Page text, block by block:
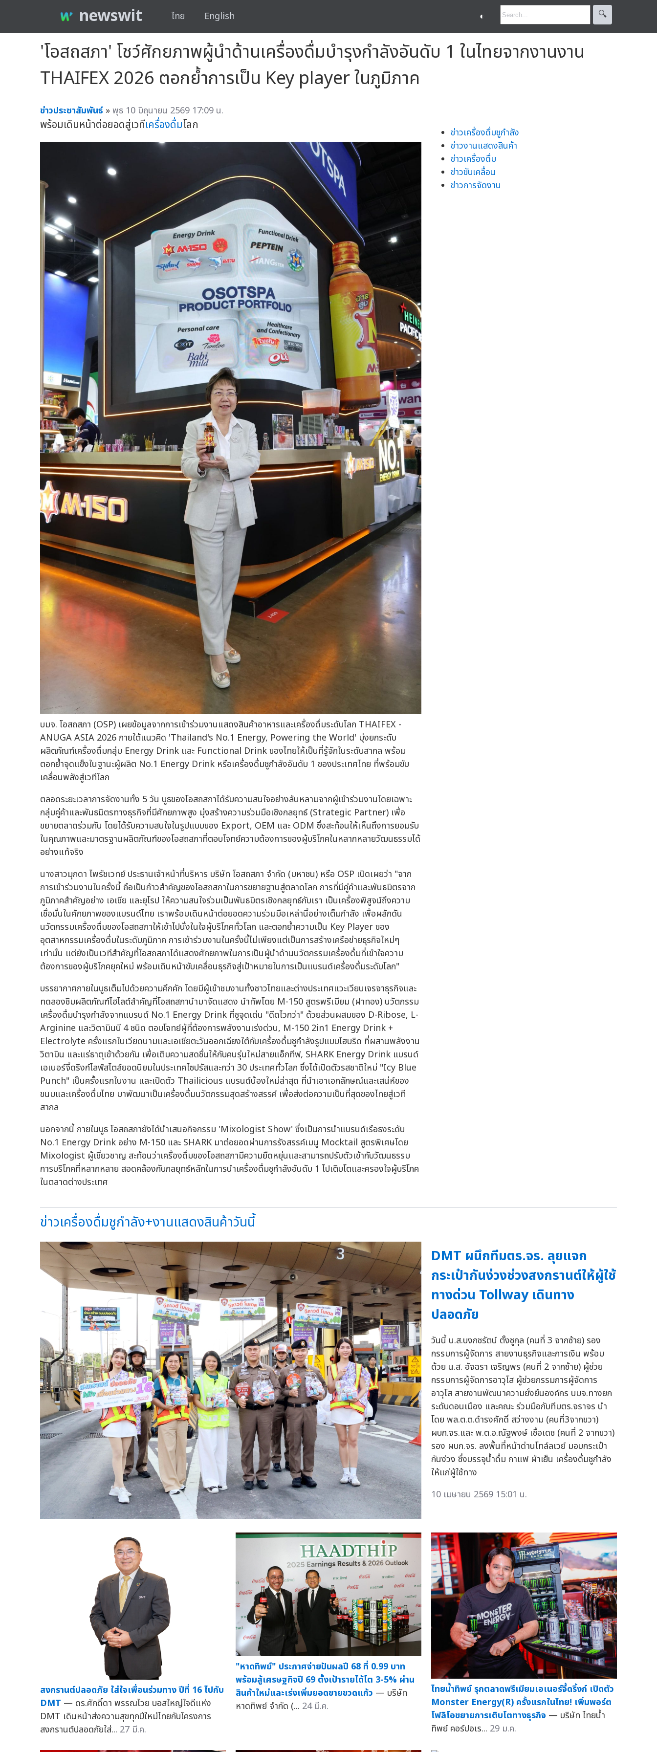
newswit ไทย English ◐ 🔍︎
'โอสถสภา' โชว์ศักยภาพผู้นำด้านเครื่องดื่มบำรุงกำลังอันดับ 1 ในไทยจากงานงาน
THAIFEX 2026 ตอกย้ำการเป็น Key player ในภูมิภาค
ข่าวประชาสัมพันธ์ »พุธ 10 มิถุนายน 2569 17:09 น.
พร้อมเดินหน้าต่อยอดสู่เวทีเครื่องดื่มโลก
บมจ. โอสถสภา (OSP) เผยข้อมูลจากการเข้าร่วมงานแสดงสินค้าอาหารและเครื่องดื่มระดับโลก THAIFEX -
ANUGA ASIA 2026 ภายใต้แนวคิด 'Thailand's No.1 Energy, Powering the World' มุ่งยกระดับ
ผลิตภัณฑ์เครื่องดื่มกลุ่ม Energy Drink และ Functional Drink ของไทยให้เป็นที่รู้จักในระดับสากล พร้อม
ตอกย้ำจุดแข็งในฐานะผู้ผลิต No.1 Energy Drink หรือเครื่องดื่มชูกำลังอันดับ 1 ของประเทศไทย ที่พร้อมขับ
เคลื่อนพลังสู่เวทีโลก
ตลอดระยะเวลาการจัดงานทั้ง 5 วัน บูธของโอสถสภาได้รับความสนใจอย่างล้นหลามจากผู้เข้าร่วมงานโดยเฉพาะ
กลุ่มคู่ค้าและพันธมิตรทางธุรกิจที่มีศักยภาพสูง มุ่งสร้างความร่วมมือเชิงกลยุทธ์ (Strategic Partner) เพื่อ
ขยายตลาดร่วมกัน โดยได้รับความสนใจในรูปแบบของ Export, OEM และ ODM ซึ่งสะท้อนให้เห็นถึงการยอมรับ
ในคุณภาพและมาตรฐานผลิตภัณฑ์ของโอสถสภาที่ตอบโจทย์ความต้องการของผู้บริโภคในหลากหลายวัฒนธรรมได้
อย่างแท้จริง
นางสาวมุกดา ไพรัชเวทย์ ประธานเจ้าหน้าที่บริหาร บริษัท โอสถสภา จำกัด (มหาชน) หรือ OSP เปิดเผยว่า "จาก
การเข้าร่วมงานในครั้งนี้ ถือเป็นก้าวสำคัญของโอสถสภาในการขยายฐานสู่ตลาดโลก การที่มีคู่ค้าและพันธมิตรจาก
ภูมิภาคสำคัญอย่าง เอเชีย และยุโรป ให้ความสนใจร่วมเป็นพันธมิตรเชิงกลยุทธ์กับเรา เป็นเครื่องพิสูจน์ถึงความ
เชื่อมั่นในศักยภาพของแบรนด์ไทย เราพร้อมเดินหน้าต่อยอดความร่วมมือเหล่านี้อย่างเต็มกำลัง เพื่อผลักดัน
นวัตกรรมเครื่องดื่มของโอสถสภาให้เข้าไปนั่งในใจผู้บริโภคทั่วโลก และตอกย้ำความเป็น Key Player ของ
อุตสาหกรรมเครื่องดื่มในระดับภูมิภาค การเข้าร่วมงานในครั้งนี้ไม่เพียงแต่เป็นการสร้างเครือข่ายธุรกิจใหม่ๆ
เท่านั้น แต่ยังเป็นเวทีสำคัญที่โอสถสภาได้แสดงศักยภาพในการเป็นผู้นำด้านนวัตกรรมเครื่องดื่มที่เข้าใจความ
ต้องการของผู้บริโภคยุคใหม่ พร้อมเดินหน้าขับเคลื่อนธุรกิจสู่เป้าหมายในการเป็นแบรนด์เครื่องดื่มระดับโลก"
บรรยากาศภายในบูธเต็มไปด้วยความคึกคัก โดยมีผู้เข้าชมงานทั้งชาวไทยและต่างประเทศแวะเวียนเจรจาธุรกิจและ
ทดลองชิมผลิตภัณฑ์ไฮไลต์สำคัญที่โอสถสภานำมาจัดแสดง นำทัพโดย M-150 สูตรพรีเมียม (ฝาทอง) นวัตกรรม
เครื่องดื่มบำรุงกำลังจากแบรนด์ No.1 Energy Drink ที่ชูจุดเด่น "ดีดไวกว่า" ด้วยส่วนผสมของ D-Ribose, L-
Arginine และวิตามินบี 4 ชนิด ตอบโจทย์ผู้ที่ต้องการพลังงานเร่งด่วน, M-150 2in1 Energy Drink +
Electrolyte ครั้งแรกในเวียดนามและเอเชียตะวันออกเฉียงใต้กับเครื่องดื่มชูกำลังรูปแบบไฮบริด ที่ผสานพลังงาน
วิตามิน และแร่ธาตุเข้าด้วยกัน เพื่อเติมความสดชื่นให้กับคนรุ่นใหม่สายแอ็กทีฟ, SHARK Energy Drink แบรนด์
เอเนอร์จี้ดริงก์ไลฟ์สไตล์ยอดนิยมในประเทศไซปรัสและกว่า 30 ประเทศทั่วโลก ซึ่งได้เปิดตัวรสชาติใหม่ "Icy Blue
Punch" เป็นครั้งแรกในงาน และเปิดตัว Thailicious แบรนด์น้องใหม่ล่าสุด ที่นำเอาเอกลักษณ์และเสน่ห์ของ
ขนมและเครื่องดื่มไทย มาพัฒนาเป็นเครื่องดื่มนวัตกรรมสุดสร้างสรรค์ เพื่อส่งต่อความเป็นที่สุดของไทยสู่เวที
สากล
นอกจากนี้ ภายในบูธ โอสถสภายังได้นำเสนอกิจกรรม 'Mixologist Show' ซึ่งเป็นการนำแบรนด์เรือธงระดับ
No.1 Energy Drink อย่าง M-150 และ SHARK มาต่อยอดผ่านการรังสรรค์เมนู Mocktail สูตรพิเศษโดย
Mixologist ผู้เชี่ยวชาญ สะท้อนว่าเครื่องดื่มของโอสถสภามีความยืดหยุ่นและสามารถปรับตัวเข้ากับวัฒนธรรม
การบริโภคที่หลากหลาย สอดคล้องกับกลยุทธ์หลักในการนำเครื่องดื่มชูกำลังอันดับ 1 ไปเติบโตและครองใจผู้บริโภค
ในตลาดต่างประเทศ
ข่าวเครื่องดื่มชูกำลัง
ข่าวงานแสดงสินค้า
ข่าวเครื่องดื่ม
ข่าวขับเคลื่อน
ข่าวการจัดงาน
ข่าวเครื่องดื่มชูกำลัง+งานแสดงสินค้าวันนี้
DMT ผนึกทีมตร.จร. ลุยแจก
กระเป๋ากันง่วงช่วงสงกรานต์ให้ผู้ใช้
ทางด่วน Tollway เดินทาง
ปลอดภัย
วันนี้ น.ส.บงกชรัตน์ ตั้งชูกุล (คนที่ 3 จากซ้าย) รอง
กรรมการผู้จัดการ สายงานธุรกิจและการเงิน พร้อม
ด้วย น.ส. อัจฉรา เจริญพร (คนที่ 2 จากซ้าย) ผู้ช่วย
กรรมการผู้จัดการอาวุโส ผู้ช่วยกรรมการผู้จัดการ
อาวุโส สายงานพัฒนาความยั่งยืนองค์กร บมจ.ทางยก
ระดับดอนเมือง และคณะ ร่วมมือกับทีมตร.จราจร นำ
โดย พล.ต.ต.ดำรงศักดิ์ สว่างงาม (คนที่3จากขวา)
ผบก.จร.และ พ.ต.อ.ณัฐพงษ์ เชื้อเดช (คนที่ 2 จากขวา)
รอง ผบก.จร. ลงพื้นที่หน้าด่านโทล์ลเวย์ มอบกระเป๋า
กันง่วง ซึ่งบรรจุน้ำดื่ม กาแฟ ผ้าเย็น เครื่องดื่มชูกำลัง
ให้แก่ผู้ใช้ทาง
10 เมษายน 2569 15:01 น.
สงกรานต์ปลอดภัย ใส่ใจเพื่อนร่วมทาง ปีที่ 16 ไปกับ
DMT — ดร.ศักดิ์ดา พรรณไวย บอสใหญ่ใจดีแห่ง
DMT เดินหน้าส่งความสุขทุกปีใหม่ไทยกับโครงการ
สงกรานต์ปลอดภัยใส่... 27 มี.ค.
"หาดทิพย์" ประกาศจ่ายปันผลปี 68 ที่ 0.99 บาท
พร้อมสู้เศรษฐกิจปี 69 ตั้งเป้ารายได้โต 3-5% ผ่าน
สินค้าใหม่และเร่งเพิ่มยอดขายขวดแก้ว — บริษัท
หาดทิพย์ จำกัด (... 24 มี.ค.
ไทยน้ำทิพย์ รุกตลาดพรีเมียมเอเนอร์จี้ดริ้งก์ เปิดตัว
Monster Energy(R) ครั้งแรกในไทย! เพิ่มพอร์ต
โฟลิโอขยายการเติบโตทางธุรกิจ — บริษัท ไทยน้ำ
ทิพย์ คอร์ปอเร... 29 ม.ค.